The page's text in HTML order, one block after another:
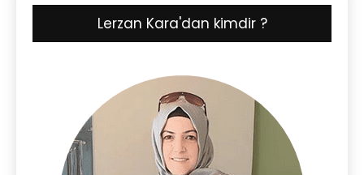
Lerzan Kara'dan kimdir ?